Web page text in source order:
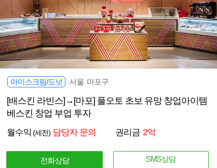
아이스크림/도넛 서울 마포구
[배스킨 라빈스]→[마포] 풀오토 초보 유망 창업아이템
베스킨 창업 부업 투자
월수익 (세전) 담당자 문의 권리금 2억
전화상담 SMS상담